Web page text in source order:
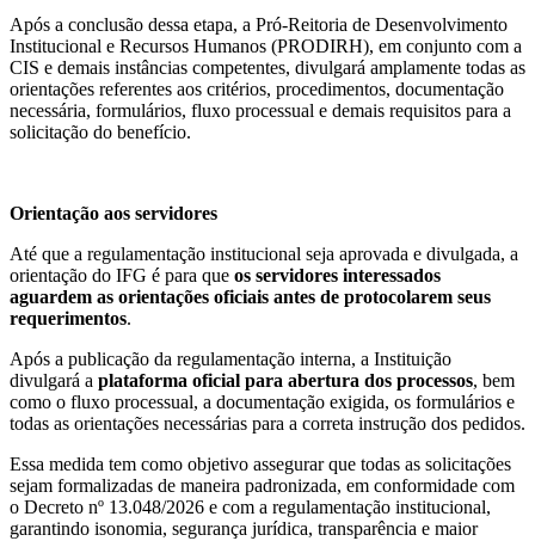
Após a conclusão dessa etapa, a Pró-Reitoria de Desenvolvimento
Institucional e Recursos Humanos (PRODIRH), em conjunto com a
CIS e demais instâncias competentes, divulgará amplamente todas as
orientações referentes aos critérios, procedimentos, documentação
necessária, formulários, fluxo processual e demais requisitos para a
solicitação do benefício.
Orientação aos servidores
Até que a regulamentação institucional seja aprovada e divulgada, a
orientação do IFG é para que os servidores interessados
aguardem as orientações oficiais antes de protocolarem seus
requerimentos.
Após a publicação da regulamentação interna, a Instituição
divulgará a plataforma oficial para abertura dos processos, bem
como o fluxo processual, a documentação exigida, os formulários e
todas as orientações necessárias para a correta instrução dos pedidos.
Essa medida tem como objetivo assegurar que todas as solicitações
sejam formalizadas de maneira padronizada, em conformidade com
o Decreto nº 13.048/2026 e com a regulamentação institucional,
garantindo isonomia, segurança jurídica, transparência e maior